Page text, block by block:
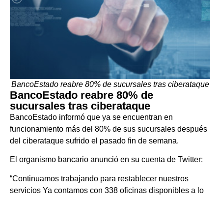
BancoEstado reabre 80% de sucursales tras ciberataque
BancoEstado reabre 80% de
sucursales tras ciberataque
BancoEstado informó que ya se encuentran en
funcionamiento más del 80% de sus sucursales después
del ciberataque sufrido el pasado fin de semana.
El organismo bancario anunció en su cuenta de Twitter:
“Continuamos trabajando para restablecer nuestros
servicios Ya contamos con 338 oficinas disponibles a lo